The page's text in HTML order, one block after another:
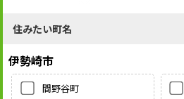
住みたい町名
伊勢崎市
間野谷町